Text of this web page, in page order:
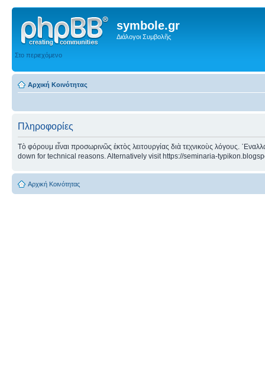
symbole.gr
Διάλογοι Συμβολῆς
Στο περιεχόμενο
Αρχική Κοινότητας
Πληροφορίες
Τὸ φόρουμ εἶναι προσωρινῶς ἐκτὸς λειτουργίας διὰ τεχνικοὺς λόγους.
down for technical reasons. Alternatively visit https://seminaria-
Αρχική Κοινότητας